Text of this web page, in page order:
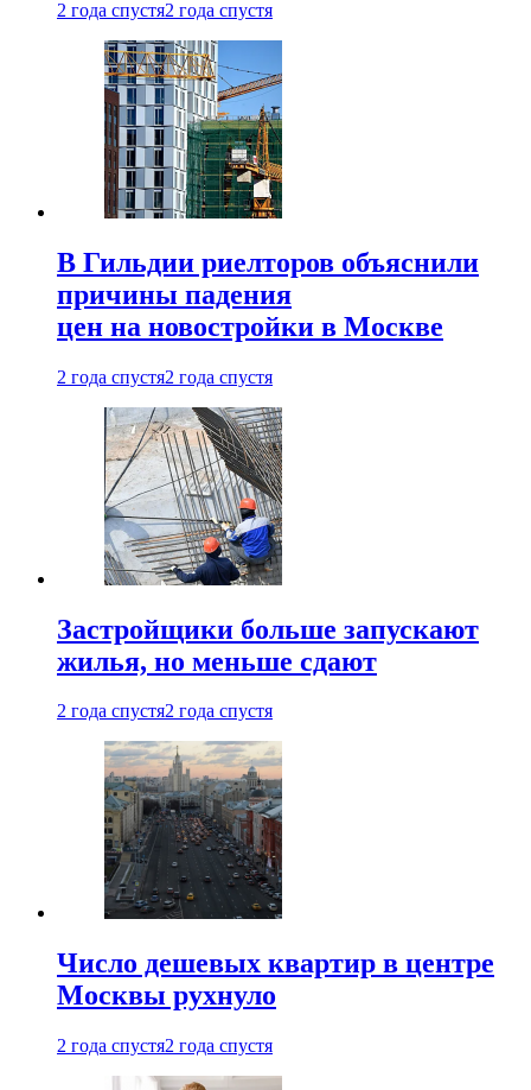
2 года спустя2 года спустя
В Гильдии риелторов объяснили
причины падения
цен на новостройки в Москве
2 года спустя2 года спустя
Застройщики больше запускают
жилья, но меньше сдают
2 года спустя2 года спустя
Число дешевых квартир в центре
Москвы рухнуло
2 года спустя2 года спустя